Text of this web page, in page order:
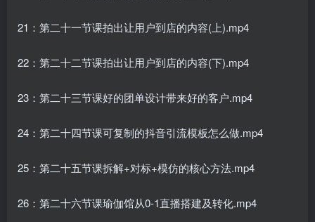
21：第二十一节课拍出让用户到店的内容(上).mp4
22：第二十二节课拍出让用户到店的内容(下).mp4
23：第二十三节课好的团单设计带来好的客户.mp4
24：第二十四节课可复制的抖音引流模板怎么做.mp4
25：第二十五节课拆解+对标+模仿的核心方法.mp4
26：第二十六节课瑜伽馆从0-1直播搭建及转化.mp4